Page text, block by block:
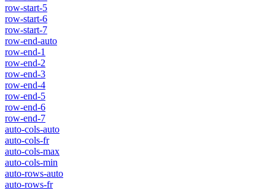
row-start-5
row-start-6
row-start-7
row-end-auto
row-end-1
row-end-2
row-end-3
row-end-4
row-end-5
row-end-6
row-end-7
auto-cols-auto
auto-cols-fr
auto-cols-max
auto-cols-min
auto-rows-auto
auto-rows-fr